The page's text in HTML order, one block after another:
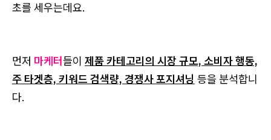
초를 세우는데요.
먼저 마케터들이 제품 카테고리의 시장 규모, 소비자 행동,
주 타겟층, 키워드 검색량, 경쟁사 포지셔닝 등을 분석합니
다.